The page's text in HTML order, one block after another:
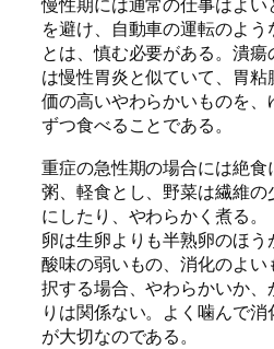
慢性期には通常の仕事はよ
を避け、自動車の運転のよ
とは、慎む必要がある。潰
は慢性胃炎と似ていて、胃
価の高いやわらかいものを
ずつ食べることである。
重症の急性期の場合には絶
粥、軽食とし、野菜は繊維
にしたり、やわらかく煮る。
卵は生卵よりも半熟卵のほ
酸味の弱いもの、消化のよ
択する場合、やわらかいか
りは関係ない。よく噛んで
が大切なのである。